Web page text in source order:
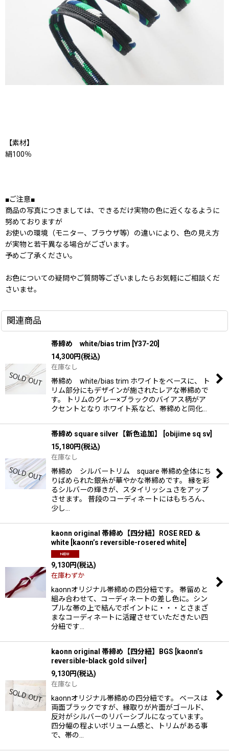
【素材】
絹100％
■ご注意■
商品の写真につきましては、できるだけ実物の色に近くなるように
努めておりますが
お使いの環境（モニター、ブラウザ等）の違いにより、色の見え方
が実物と若干異なる場合がございます。
予めご了承ください。
お色についての疑問やご質問等ございましたらお気軽にご相談くだ
さいませ。
関連商品
帯締め white/bias trim Y37-20
14,300円(税込)
在庫なし
帯締め white/bias trim ホワイトをベースに、 ト
リム部分にもデザインが施されたレアな帯締めで
す。 トリムのグレー×ブラックのバイアス柄がア
クセントとなり ホワイト系など、帯締めと同化…
帯締め square silver【新色追加】 obijime sq sv
15,180円(税込)
在庫なし
帯締め シルバートリム square 帯締め全体にち
りばめられた銀糸が華やかな帯締めです。 縁を彩
るシルバーの輝きが、スタイリッシュさをアップ
させます。 普段のコーディネートにはもちろん、
少し…
kaonn original 帯締め【四分紐】ROSE RED ＆
white
kaonn’s reversible-rosered white
9,130円(税込)
在庫わずか
kaonnオリジナル帯締めの四分紐です。 帯留めと
組み合わせて、コーディネートの差し色に。シン
プルな帯の上で結んでポイントに・・・とさまざ
まなコーディネートに活躍させていただきたい四
分紐です…
kaonn original 帯締め【四分紐】BGS
kaonn’s
reversible-black gold silver
9,130円(税込)
在庫なし
kaonnオリジナル帯締めの四分紐です。 ベースは
両面ブラックですが、縁取りが片面がゴールド、
反対がシルバーのリバーシブルになっています。
四分幅の程よいボリューム感と、トリムがある事
で、帯の…